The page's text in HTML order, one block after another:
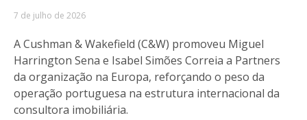
7 de julho de 2026
A Cushman & Wakefield (C&W) promoveu Miguel
Harrington Sena e Isabel Simões Correia a Partners
da organização na Europa, reforçando o peso da
operação portuguesa na estrutura internacional da
consultora imobiliária.